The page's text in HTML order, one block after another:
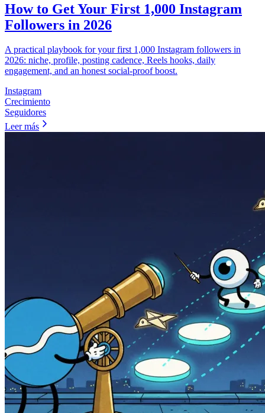
How to Get Your First 1,000 Instagram
Followers in 2026
A practical playbook for your first 1,000 Instagram followers in
2026: niche, profile, posting cadence, Reels hooks, daily
engagement, and an honest social-proof boost.
Instagram
Crecimiento
Seguidores
Leer más